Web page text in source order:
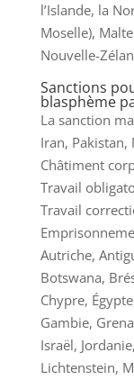
l’Islande, la
Moselle),
Nouvelle-
Sanctions
blasphème
La sanction
Iran, Pakistan,
Châtiment
Travail
Travail
Autriche,
Botswana,
Chypre,
Gambie,
Israël,
Lichtenstein,